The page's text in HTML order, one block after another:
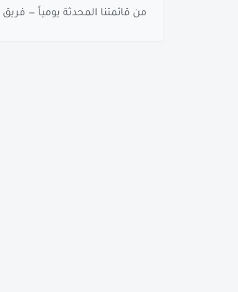
من قائمتنا المحدثة يومياً — فريق